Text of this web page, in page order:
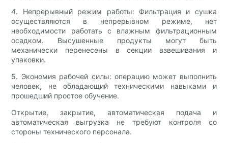
4. Непрерывный режим работы: Фильтрация и сушка
осуществляются в непрерывном режиме, нет
необходимости работать с влажным фильтрационным
осадком. Высушенные продукты могут быть
механически перенесены в секции взвешивания и
упаковки.
5. Экономия рабочей силы: операцию может выполнить
человек, не обладающий техническими навыками и
прошедший простое обучение.
Открытие, закрытие, автоматическая подача и
автоматическая выгрузка не требуют контроля со
стороны технического персонала.